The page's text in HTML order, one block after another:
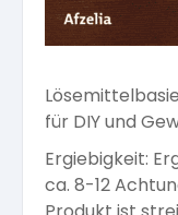
für DIY und
Ergiebigkeit:
ca. 8-12